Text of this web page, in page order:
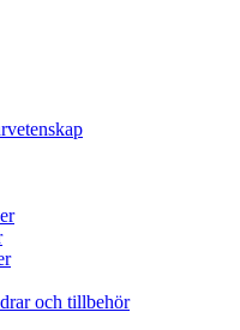
och tillbehör